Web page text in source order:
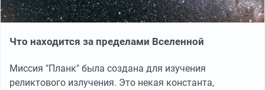
Что находится за пределами Вселенной
Миссия "Планк" была создана для изучения
реликтового излучения. Это некая константа,